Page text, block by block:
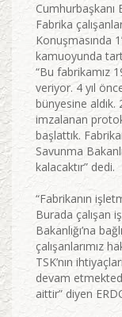
Cumhurbaşkanı
Fabrika
Konuşmasında
kamuoyunda
“Bu fabrikamız
veriyor. 4 yıl
bünyesine aldık.
imzalanan
başlattık.
Savunma
kalacaktır” dedi.
“Fabrikanın
Burada çalışan
Bakanlığı’na
çalışanlarımız
TSK’nın
devam
aittir” diyen